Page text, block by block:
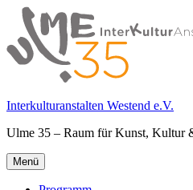
Springe
zum
Inhalt
Interkulturanstalten Westend e.V.
Ulme 35 – Raum für Kunst, Kultur
Primäres
Menü
Menü